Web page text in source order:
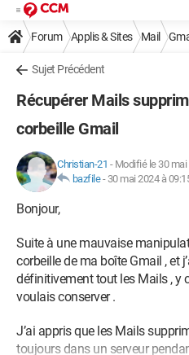
Forum Applis & Sites Mail
Sujet Précédent
Récupérer Mails
corbeille Gmail
Christian-21 - Modifié le 30 mai
bazfile- 30 mai 2024 à
Bonjour,
Suite à une mauvaise
corbeille de ma boîte Gmail , et
définitivement tout les Mails , y
voulais conserver .
J’ai appris que les Mails
toujours dans un serveur